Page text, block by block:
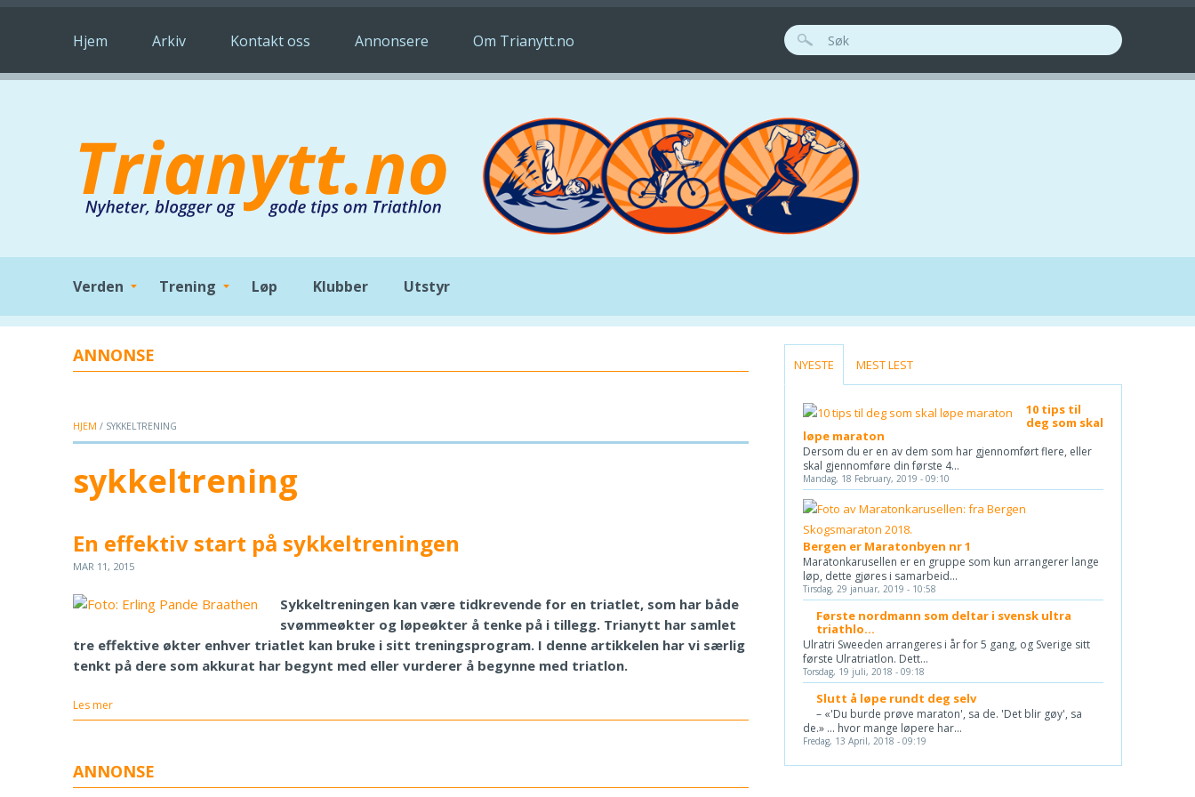
Hjem Arkiv Kontakt oss Annonsere Om Trianytt.no SØKESKJEMA
Verden Trening Løp Klubber Utstyr
ANNONSE
HJEM / SYKKELTRENING
sykkeltrening
En effektiv start på sykkeltreningen
MAR 11, 2015
Sykkeltreningen kan være tidkrevende for en triatlet, som har både
svømmeøkter og løpeøkter å tenke på i tillegg. Trianytt har samlet
tre effektive økter enhver triatlet kan bruke i sitt treningsprogram. I denne artikkelen har vi særlig
tenkt på dere som akkurat har begynt med eller vurderer å begynne med triatlon.
Les mer
ANNONSE
NYESTE (ACTIVE TAB)
MEST LEST
10 tips til
deg som skal
løpe maraton
Dersom du er en av dem som har gjennomført flere, eller
skal gjennomføre din første 4...
Mandag, 18 February, 2019 - 09:10
Bergen er Maratonbyen nr 1
Maratonkarusellen er en gruppe som kun arrangerer lange
løp, dette gjøres i samarbeid...
Tirsdag, 29 januar, 2019 - 10:58
Første nordmann som deltar i svensk ultra
triathlo...
Ulratri Sweeden arrangeres i år for 5 gang, og Sverige sitt
første Ulratriatlon. Dett...
Torsdag, 19 juli, 2018 - 09:18
Slutt å løpe rundt deg selv
– «'Du burde prøve maraton', sa de. 'Det blir gøy', sa
de.» ... hvor mange løpere har...
Fredag, 13 April, 2018 - 09:19